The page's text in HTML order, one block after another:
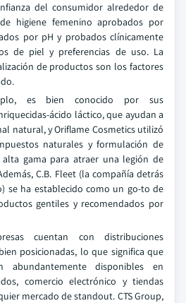
del consumidor alrededor de
higiene femenino aprobados por
por pH y probados clínicamente
de piel y preferencias de uso. La
de productos son los factores
es bien conocido por sus
ácido láctico, que ayudan a
natural, y Oriflame Cosmetics utilizó
naturales y formulación de
gama para atraer una legión de
C.B. Fleet (la compañía detrás
se ha establecido como un go-to de
gentiles y recomendados por
cuentan con distribuciones
posicionadas, lo que significa que
abundantemente disponibles en
comercio electrónico y tiendas
mercado de standout. CTS Group,